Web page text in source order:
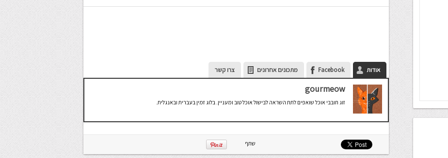
אודות Facebook מתכונים אחרונים צרו קשר
gourmeow
זוג חובבי אוכל שואפים לתת השראה לבישול אוכל טוב ומעניין. בלוג זמין בעברית ובאנגלית.
שתף